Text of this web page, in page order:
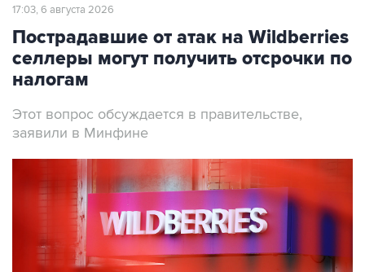
17:03, 6 августа 2026
Пострадавшие от атак на Wildberries
селлеры могут получить отсрочки по
налогам
Этот вопрос обсуждается в правительстве,
заявили в Минфине